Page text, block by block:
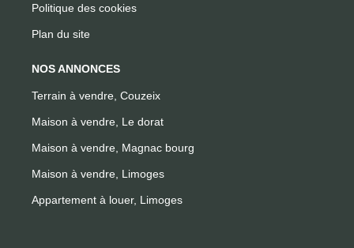
Politique des cookies
Plan du site
NOS ANNONCES
Terrain à vendre, Couzeix
Maison à vendre, Le dorat
Maison à vendre, Magnac bourg
Maison à vendre, Limoges
Appartement à louer, Limoges